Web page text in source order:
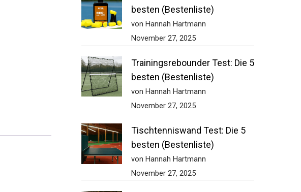
besten (Bestenliste)
von Hannah Hartmann
November 27, 2025
Trainingsrebounder Test: Die
5 besten (Bestenliste)
von Hannah Hartmann
November 27, 2025
Tischtenniswand Test: Die 5
besten (Bestenliste)
von Hannah Hartmann
November 27, 2025